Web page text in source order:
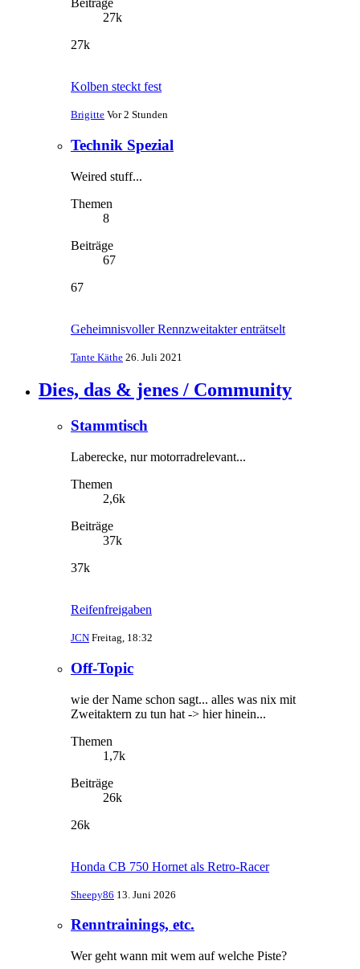
Beiträge
27k
27k
Kolben steckt fest
Brigitte Vor 2 Stunden
Technik Spezial
Weired stuff...
Themen
8
Beiträge
67
67
Geheimnisvoller Rennzweitakter enträtselt
Tante Käthe 26. Juli 2021
Dies, das & jenes / Community
Stammtisch
Laberecke, nur motorradrelevant...
Themen
2,6k
Beiträge
37k
37k
Reifenfreigaben
JCN Freitag, 18:32
Off-Topic
wie der Name schon sagt... alles was nix mit
Zweitaktern zu tun hat -> hier hinein...
Themen
1,7k
Beiträge
26k
26k
Honda CB 750 Hornet als Retro-Racer
Sheepy86 13. Juni 2026
Renntrainings, etc.
Wer geht wann mit wem auf welche Piste?